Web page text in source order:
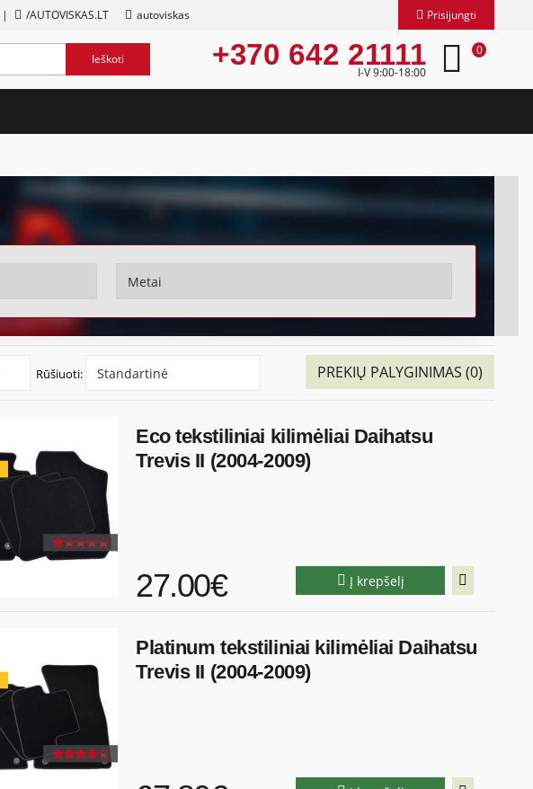
| /AUTOVISKAS.LT autoviskas Prisijungti
Ieškoti +370 642 21111
I-V 9:00-18:00
0
PREKIŲ PALYGINIMAS (0)
Rūšiuoti:
Eco tekstiliniai kilimėliai Daihatsu
Trevis II (2004-2009)
27.00€ Į krepšelį
Platinum tekstiliniai kilimėliai Daihatsu
Trevis II (2004-2009)